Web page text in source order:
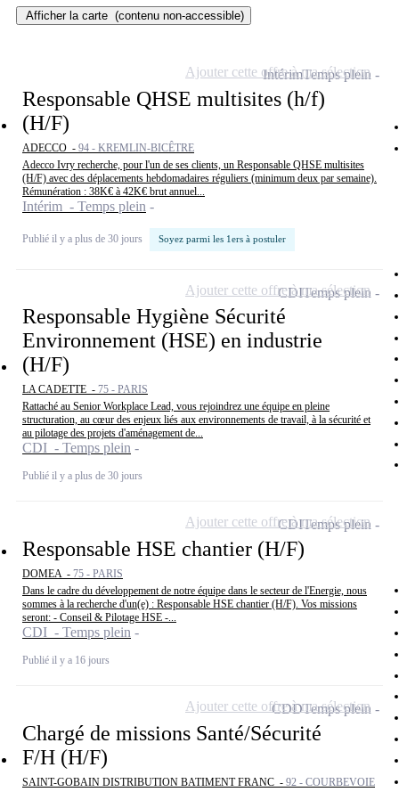
Afficher la carte (contenu non-accessible)
Responsable QHSE multisites (h/f)
(H/F)
ADECCO - 94 - KREMLIN-BICÊTRE
Adecco Ivry recherche, pour l'un de ses clients, un Responsable QHSE multisites
(H/F) avec des déplacements hebdomadaires réguliers (minimum deux par semaine).
Rémunération : 38K€ à 42K€ brut annuel...
Intérim - Temps plein
Publié il y a plus de 30 jours Soyez parmi les 1ers à postuler
IntérimTemps plein
Ajouter cette offre à ma sélection
Responsable Hygiène Sécurité
Environnement (HSE) en industrie
(H/F)
LA CADETTE - 75 - PARIS
Rattaché au Senior Workplace Lead, vous rejoindrez une équipe en pleine
structuration, au cœur des enjeux liés aux environnements de travail, à la sécurité et
au pilotage des projets d'aménagement de...
CDI - Temps plein
Publié il y a plus de 30 jours
CDITemps plein
Ajouter cette offre à ma sélection
Responsable HSE chantier (H/F)
DOMEA - 75 - PARIS
Dans le cadre du développement de notre équipe dans le secteur de l'Energie, nous
sommes à la recherche d'un(e) : Responsable HSE chantier (H/F). Vos missions
seront: - Conseil & Pilotage HSE -...
CDI - Temps plein
Publié il y a 16 jours
CDITemps plein
Ajouter cette offre à ma sélection
Chargé de missions Santé/Sécurité
F/H (H/F)
SAINT-GOBAIN DISTRIBUTION BATIMENT FRANC - 92 - COURBEVOIE
CDDTemps plein
Ajouter cette offre à ma sélection